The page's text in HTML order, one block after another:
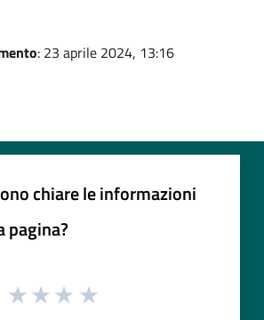
: 23 aprile 2024, 13:16
chiare le informazioni
pagina?